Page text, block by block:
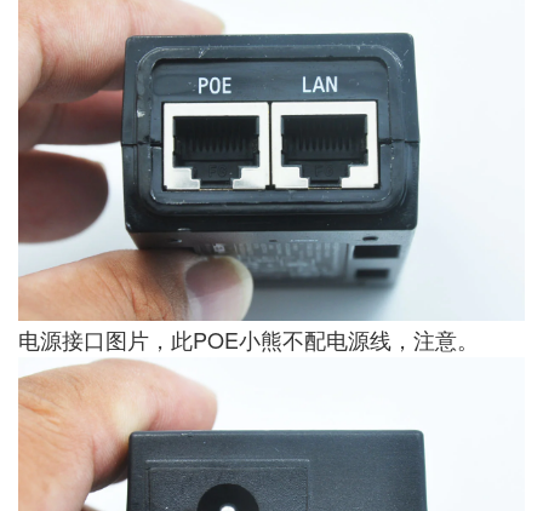
电源接口图片，此POE小熊不配电源线，注意。